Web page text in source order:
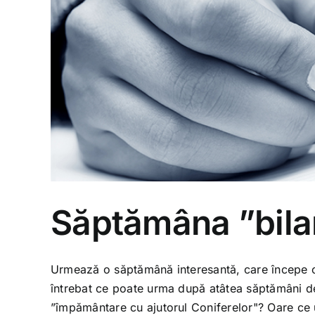
Săptămâna
Urmează o săptămână interesantă, care
întrebat ce poate urma după atâtea săptămâni
”împământare cu ajutorul Coniferelor"? Oare